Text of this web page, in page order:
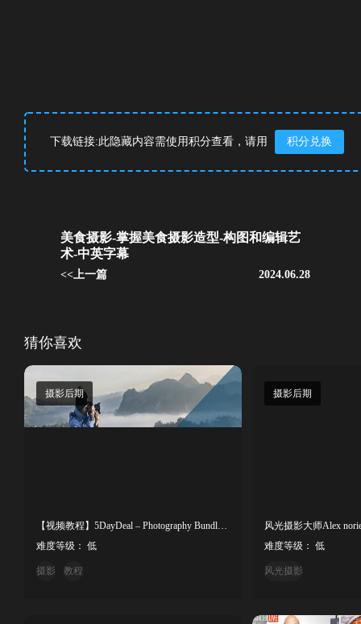
下载链接:此隐藏内容需使用积分查看，请用 积分兑换
美食摄影-掌握美食摄影造型-构图和编辑艺
术-中英字幕
2024.06.28
<<上一篇
猜你喜欢
摄影后期
【视频教程】5DayDeal – Photography Bundle 摄影教程套装年度全集
难度等级： 低
摄影 教程
摄影后期
难度等级： 低
风光摄影